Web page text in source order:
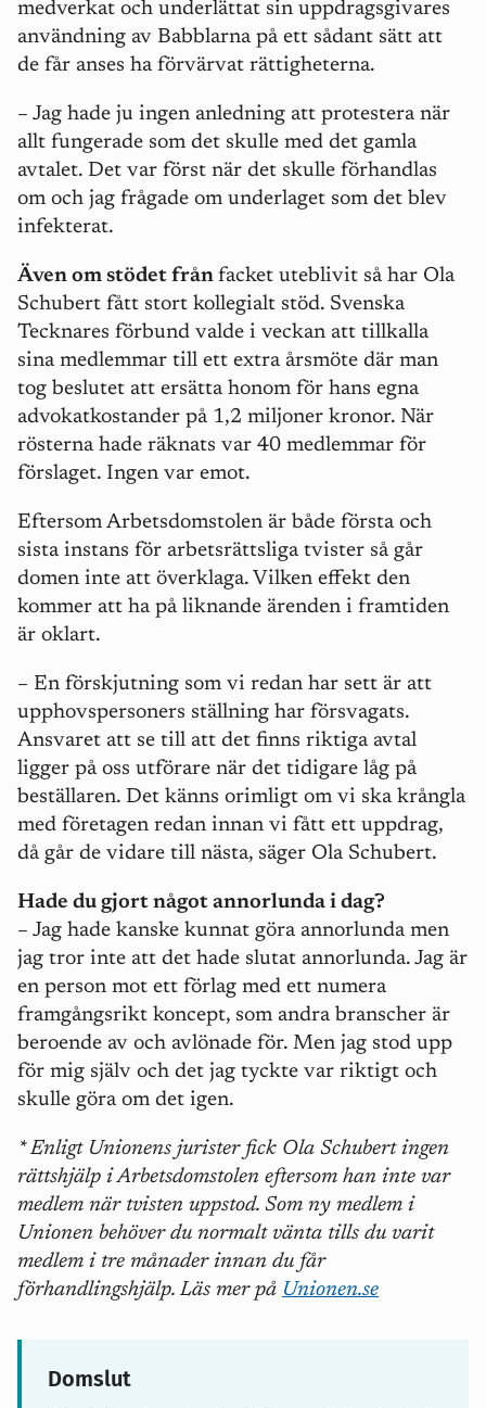
medverkat och underlättat sin uppdragsgivares
användning av Babblarna på ett sådant sätt att
de får anses ha förvärvat rättigheterna.
– Jag hade ju ingen anledning att protestera när
allt fungerade som det skulle med det gamla
avtalet. Det var först när det skulle förhandlas
om och jag frågade om underlaget som det blev
infekterat.
Även om stödet från facket uteblivit så har Ola
Schubert fått stort kollegialt stöd. Svenska
Tecknares förbund valde i veckan att tillkalla
sina medlemmar till ett extra årsmöte där man
tog beslutet att ersätta honom för hans egna
advokatkostander på 1,2 miljoner kronor. När
rösterna hade räknats var 40 medlemmar för
förslaget. Ingen var emot.
Eftersom Arbetsdomstolen är både första och
sista instans för arbetsrättsliga tvister så går
domen inte att överklaga. Vilken effekt den
kommer att ha på liknande ärenden i framtiden
är oklart.
– En förskjutning som vi redan har sett är att
upphovspersoners ställning har försvagats.
Ansvaret att se till att det finns riktiga avtal
ligger på oss utförare när det tidigare låg på
beställaren. Det känns orimligt om vi ska krångla
med företagen redan innan vi fått ett uppdrag,
då går de vidare till nästa, säger Ola Schubert.
Hade du gjort något annorlunda i dag?
– Jag hade kanske kunnat göra annorlunda men
jag tror inte att det hade slutat annorlunda. Jag är
en person mot ett förlag med ett numera
framgångsrikt koncept, som andra branscher är
beroende av och avlönade för. Men jag stod upp
för mig själv och det jag tyckte var riktigt och
skulle göra om det igen.
* Enligt Unionens jurister fick Ola Schubert ingen
rättshjälp i Arbetsdomstolen eftersom han inte var
medlem när tvisten uppstod. Som ny medlem i
Unionen behöver du normalt vänta tills du varit
medlem i tre månader innan du får
förhandlingshjälp. Läs mer på Unionen.se
Domslut